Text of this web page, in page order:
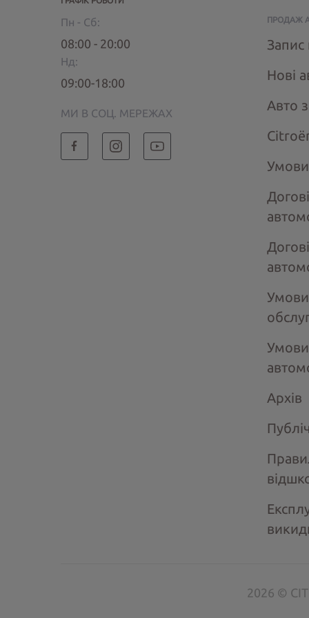
Пн - Сб:
08:00 - 20:00
Нд:
09:00-18:00
МИ В СОЦ. МЕРЕЖАХ
ПРОДАЖ
Запис
Нові
Авто
Умови
Умови
Архів
2026 ©